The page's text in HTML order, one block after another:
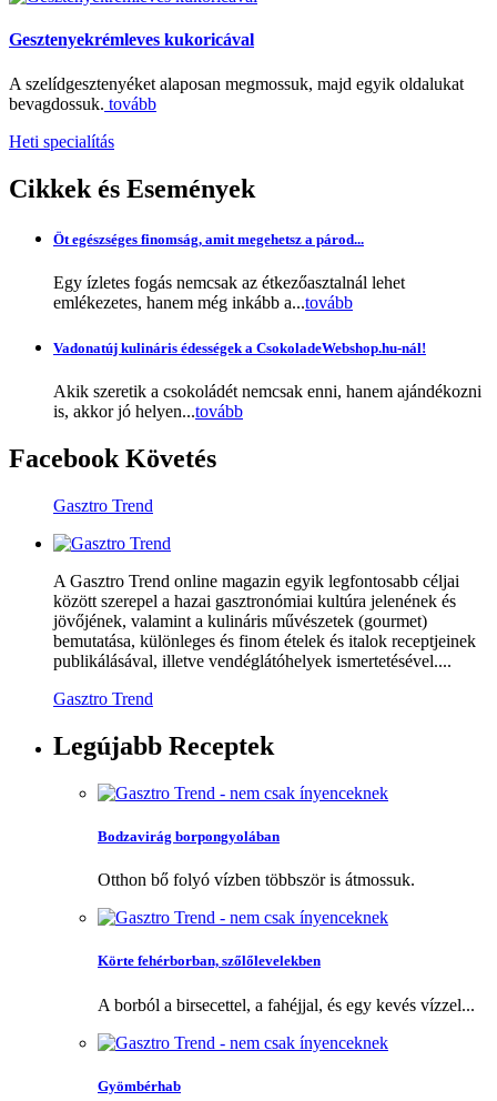
Gesztenyekrémleves kukoricával
A szelídgesztenyéket alaposan megmossuk, majd egyik oldalukat
bevagdossuk. tovább
Heti specialítás
Cikkek és Események
Öt egészséges finomság, amit megehetsz a párod...
Egy ízletes fogás nemcsak az étkezőasztalnál lehet
emlékezetes, hanem még inkább a...tovább
Vadonatúj kulináris édességek a CsokoladeWebshop.hu-nál!
Akik szeretik a csokoládét nemcsak enni, hanem ajándékozni
is, akkor jó helyen...tovább
Facebook Követés
Gasztro Trend
A Gasztro Trend online magazin egyik legfontosabb céljai
között szerepel a hazai gasztronómiai kultúra jelenének és
jövőjének, valamint a kulináris művészetek (gourmet)
bemutatása, különleges és finom ételek és italok receptjeinek
publikálásával, illetve vendéglátóhelyek ismertetésével....
Gasztro Trend
Legújabb Receptek
Bodzavirág borpongyolában
Otthon bő folyó vízben többször is átmossuk.
Körte fehérborban, szőlőlevelekben
A borból a birsecettel, a fahéjjal, és egy kevés vízzel...
Gyömbérhab